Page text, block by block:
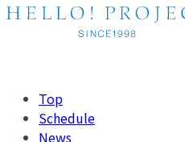
Top
Schedule
News